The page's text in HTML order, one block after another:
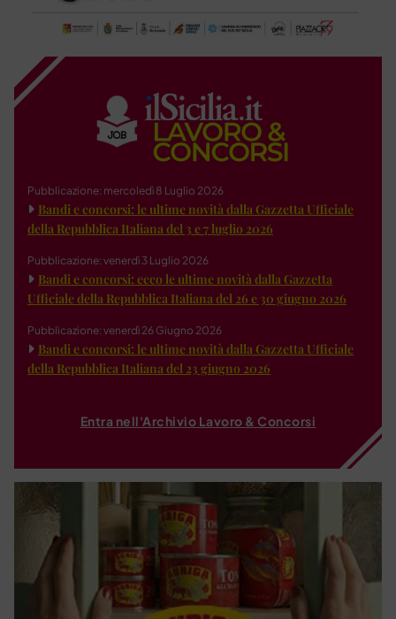
Pubblicazione: mercoledì 8 Luglio 2026
Bandi e concorsi: le ultime novità dalla Gazzetta Ufficiale
della Repubblica Italiana del 3 e 7 luglio 2026
Pubblicazione: venerdì 3 Luglio 2026
Bandi e concorsi: ecco le ultime novità dalla Gazzetta
Ufficiale della Repubblica Italiana del 26 e 30 giugno 2026
Pubblicazione: venerdì 26 Giugno 2026
Bandi e concorsi: le ultime novità dalla Gazzetta Ufficiale
della Repubblica Italiana del 23 giugno 2026
Entra nell'Archivio Lavoro & Concorsi